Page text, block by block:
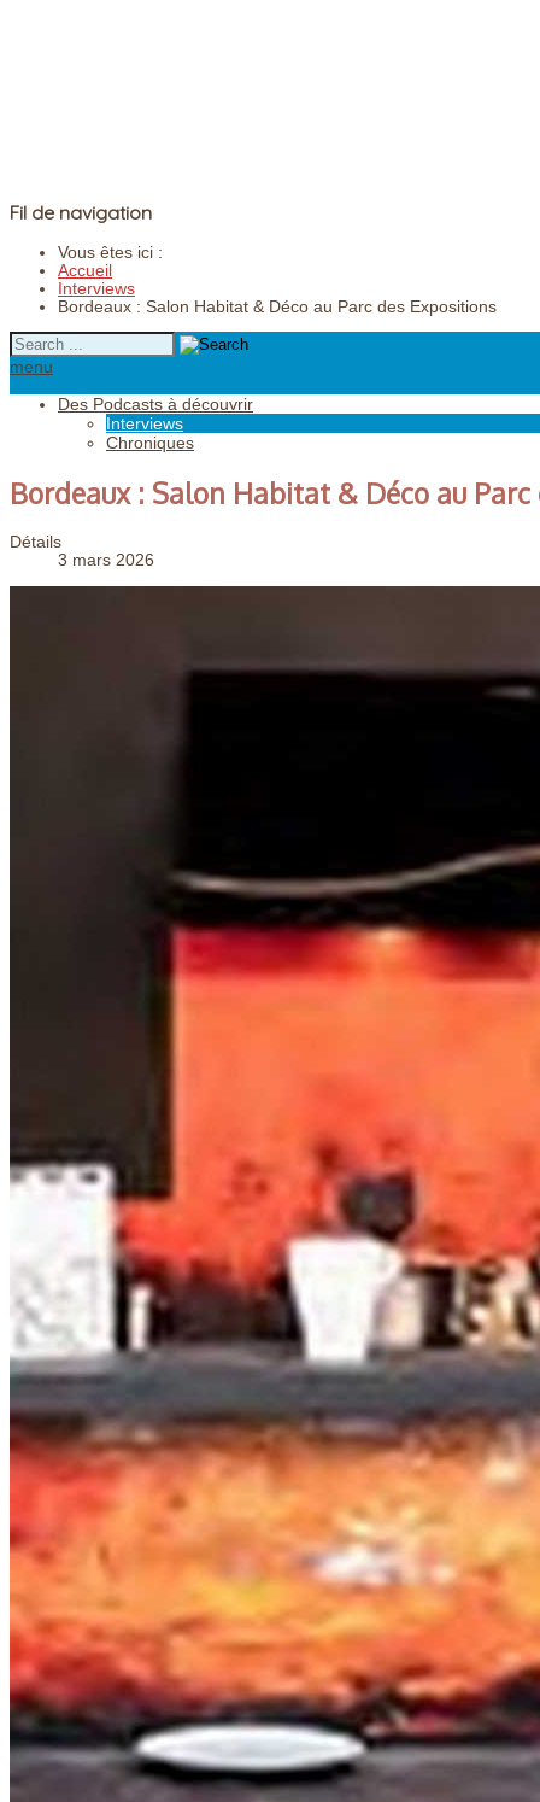
Fil de navigation
Vous êtes ici :
Accueil
Interviews
Bordeaux : Salon Habitat & Déco au Parc des Expositions
menu
Des Podcasts à découvrir
Interviews
Chroniques
Bordeaux : Salon Habitat & Déco au
Détails
3 mars 2026